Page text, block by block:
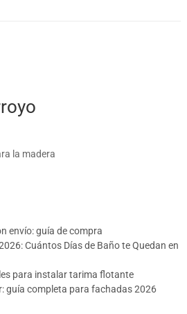
la madera
envío: guía de compra
Cuántos Días de Baño te Quedan en
para instalar tarima flotante
guía completa para fachadas 2026